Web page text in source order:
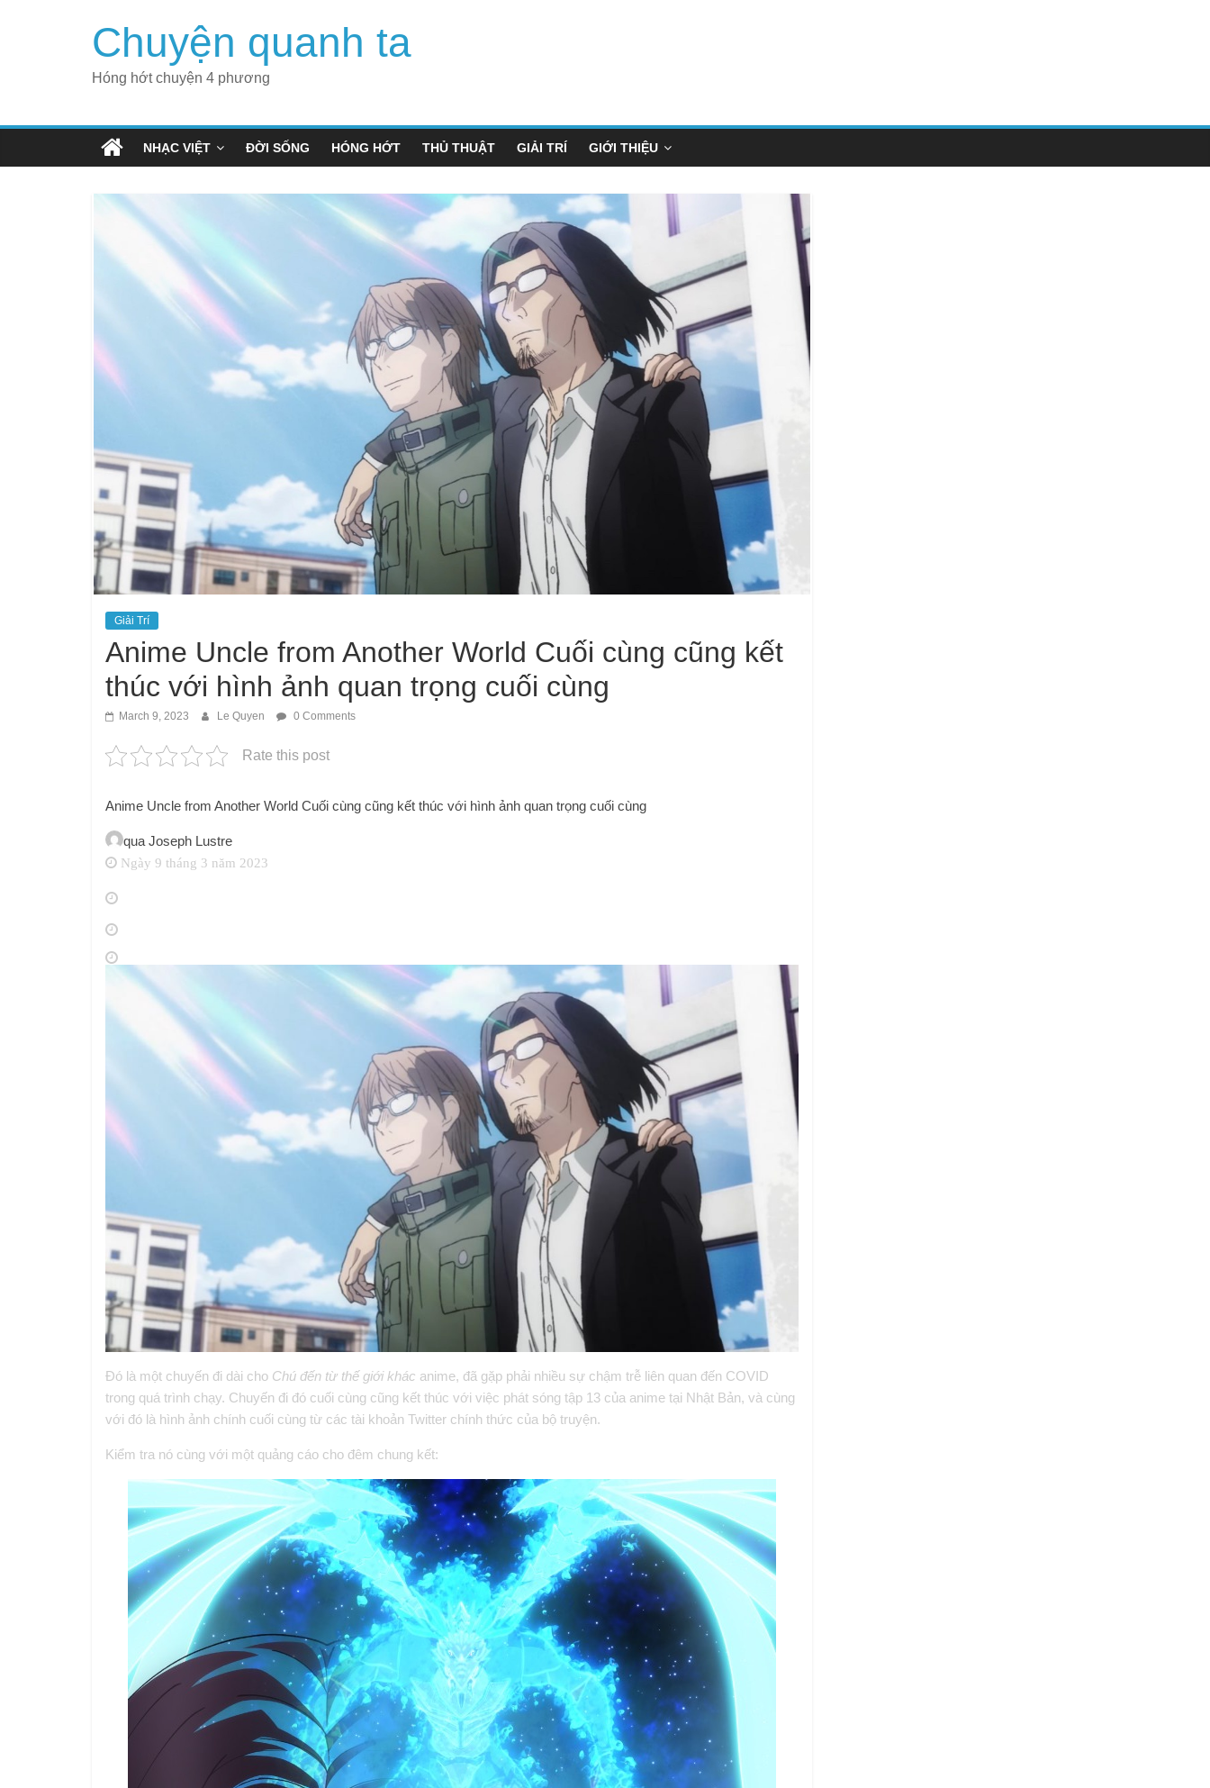
Chuyện quanh ta
Hóng hớt chuyện 4 phương
NHẠC VIỆT ĐỜI SỐNG HÓNG HỚT THỦ THUẬT GIẢI TRÍ GIỚI THIỆU
Giải Trí
Anime Uncle from Another World Cuối cùng cũng kết
thúc với hình ảnh quan trọng cuối cùng
March 9, 2023 Le Quyen 0 Comments
Rate this post
Anime Uncle from Another World Cuối cùng cũng kết thúc với hình ảnh quan trọng cuối cùng
qua Joseph Lustre
Ngày 9 tháng 3 năm 2023
Đó là một chuyến đi dài cho Chú đến từ thế giới khác anime, đã gặp phải nhiều sự chậm trễ liên quan đến COVID
trong quá trình chạy. Chuyến đi đó cuối cùng cũng kết thúc với việc phát sóng tập 13 của anime tại Nhật Bản, và cùng
với đó là hình ảnh chính cuối cùng từ các tài khoản Twitter chính thức của bộ truyện.
Kiểm tra nó cùng với một quảng cáo cho đêm chung kết: